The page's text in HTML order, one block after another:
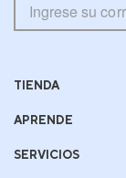
TIENDA
APRENDE
SERVICIOS